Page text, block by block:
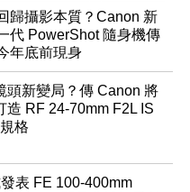
歸攝影本質？Canon 新
代 PowerShot 隨身機傳
年底前現身
頭新變局？傳 Canon 將
造 RF 24-70mm F2L IS
格
表 FE 100-400mm